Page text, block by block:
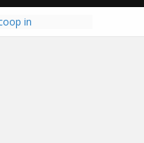
in
niet in geld uit te